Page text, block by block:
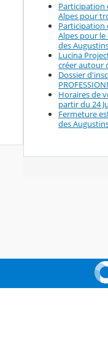
Participation
Alpes pour
Participation
Alpes pour
des
Lucina
créer autour
Dossier
Horaires de
partir du 24
Fermeture
des